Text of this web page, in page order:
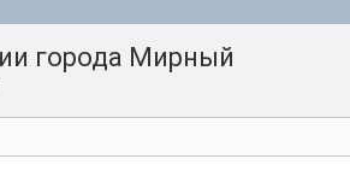
города Мирный